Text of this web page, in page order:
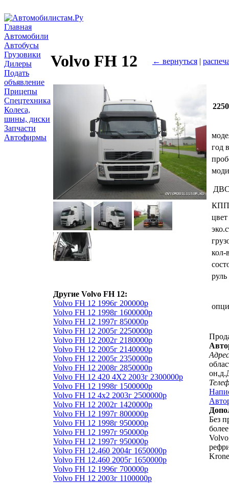
Главная
Автомобили
Автобусы
Грузовики
Дилеры
Подать
объявление
Прицепы
Спецтехника
Колеса,
шины, диски
Запчасти
Автофирмы
Volvo FH 12 ← вернуться |
Другие Volvo FH 12:
Volvo FH 12 1996г 200000р
Volvo FH 12 1998г 1600000р
Volvo FH 12 1997г 850000р
Volvo FH 12 2005г 2250000р
Volvo FH 12 2002г 2180000р
Volvo FH 12 2005г 2140000р
Volvo FH 12 2005г 2350000р
Volvo FH 12 2008г 2850000р
Volvo FH 12 420 4Х2 2003г 2300000р
Volvo FH 12 1998г 1500000р
Volvo FH 12 4х2 2003г 2500000р
Volvo FH 12 2002г 1420000р
Volvo FH 12 1997г 800000р
Volvo FH 12 1998г 950000р
Volvo FH 12 1997г 950000р
Volvo FH 12 1997г 950000р
Volvo FH 12.460 2004г 1650000р
Volvo FH 12.460 2005г 1650000р
Volvo FH 12 1996г 700000р
Volvo FH 12 2003г 1100000р
год
КПП
цвет
кол-
руль
Без